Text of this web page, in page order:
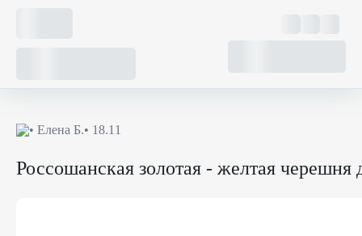
• Елена Б.• 18.11
Россошанская золотая - желтая черешня